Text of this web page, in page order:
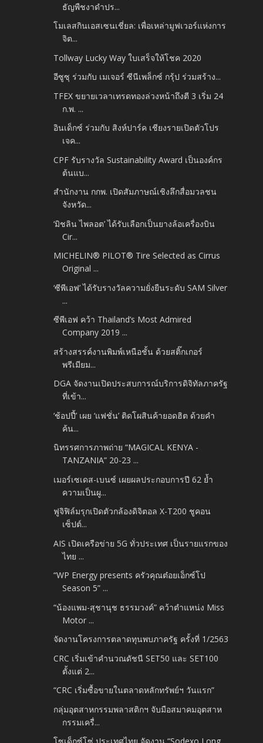
ธัญพืชงาดำปร...
โมเลสกินเอสเซนเชี่ยล: เพื่อเหล่ามูฟเวอร์แห่งการ
จิต...
Tollway Lucky Way ใบเสร็จให้โชค 2020
อีซูซุ ร่วมกับ เมเจอร์ ซีนีเพล็กซ์ กรุ้ป ร่วมสร้าง...
TFEX ขยายเวลาเทรดทองล่วงหน้าถึงตี 3 เริ่ม 24
ก.พ. ...
อินเด็กซ์ ร่วมกับ สิงห์ปาร์ค เชียงรายเปิดตัวโปร
เจค...
CPF รับรางวัล Sustainability Award เป็นองค์กร
ต้นแบ...
สำนักงาน กกพ. เปิดสัมภาษณ์เชิงลึกสื่อมวลชน
จังหวัด...
‘มิชลิน ไพลอต’ ได้รับเลือกเป็นยางล้อเครื่องบิน
Cir...
MICHELIN® PILOT® Tire Selected as Cirrus
Original ...
‘ซีพีเอฟ’ ได้รับรางวัลความยั่งยืนระดับ SAM Silver
...
ซีพีเอฟ คว้า Thailand’s Most Admired
Company 2019 ...
สร้างสรรค์งานพิมพ์เหนือชั้น ด้วยสติ๊กเกอร์
พรีเมียม...
DGA จัดงานเปิดประสบการณ์บริการดิจิทัลภาครัฐ
ที่เข้า...
‘ช้อปปี้’ เผย ‘แฟชั่น’ ติดโผสินค้ายอดฮิต ด้วยคำ
ค้น...
นิทรรศการภาพถ่าย “MAGICAL KENYA -
TANZANIA” 20-23 ...
เมอร์เซเดส-เบนซ์ เผยผลประกอบการปี 62 ย้ำ
ความเป็นผู...
ฟูจิฟิล์มรุกเปิดตัวกล้องดิจิตอล X-T200 ชูคอน
เซ็ปต์...
AIS เปิดเครือข่าย 5G ทั่วประเทศ เป็นรายแรกของ
ไทย ...
“WP Energy presents ครัวคุณต๋อยเอ็กซ์โป
Season 5” ...
“น้องแพม-สุชานุช ธรรมวงค์” คว้าตำแหน่ง Miss
Motor ...
จัดงานโครงการตลาดทุนพบภาครัฐ ครั้งที่ 1/2563
CRC เริ่มเข้าคำนวณดัชนี SET50 และ SET100
ตั้งแต่ 2...
“CRC เริ่มซื้อขายในตลาดหลักทรัพย์ฯ วันแรก”
กลุ่มอุตสาหกรรมพลาสติกฯ จับมือสมาคมอุตสาห
กรรมเครื่...